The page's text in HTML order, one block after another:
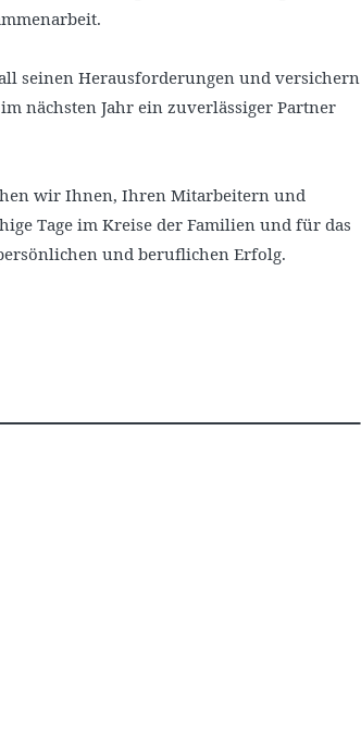
seinen Herausforderungen und versichern
nächsten Jahr ein zuverlässiger Partner
wir Ihnen, Ihren Mitarbeitern und
Tage im Kreise der Familien und für das
und beruflichen Erfolg.